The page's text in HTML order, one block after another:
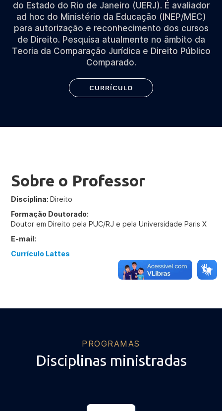
do Estado do Rio de Janeiro (UERJ). É avaliador
ad hoc do Ministério da Educação (INEP/MEC)
para autorização e reconhecimento dos cursos
de Direito. Pesquisa atualmente no âmbito da
Teoria da Comparação Jurídica e Direito Público
Comparado.
CURRÍCULO
Sobre o Professor
Disciplina:Direito
Formação Doutorado:
Doutor em Direito pela PUC/RJ e pela Universidade Paris X
E-mail:
Currículo Lattes
PROGRAMAS
Disciplinas ministradas